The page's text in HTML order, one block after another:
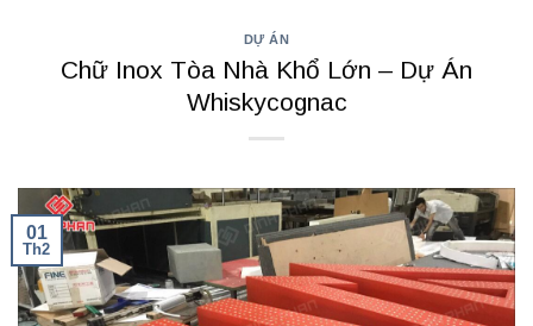
DỰ ÁN
Chữ Inox Tòa Nhà Khổ Lớn – Dự Án
Whiskycognac
01
Th2